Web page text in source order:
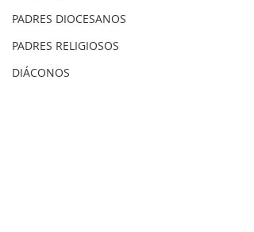
PADRES DIOCESANOS
PADRES RELIGIOSOS
DIÁCONOS